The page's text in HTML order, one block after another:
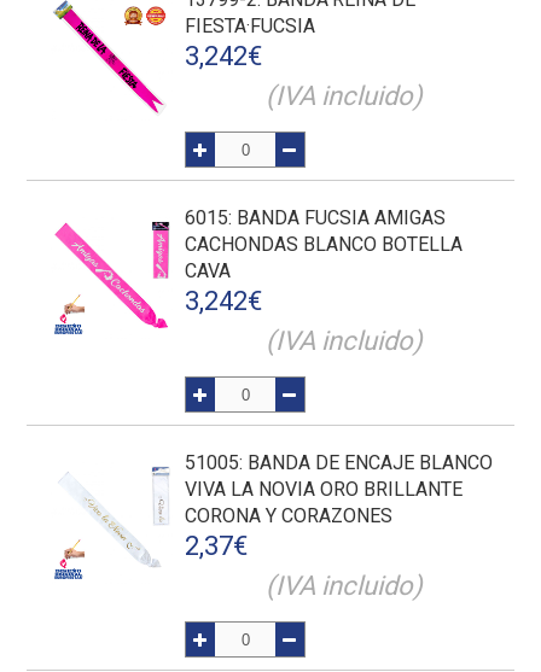
FIESTA·FUCSIA
3,242€
(IVA incluido)
6015: BANDA FUCSIA AMIGAS
CACHONDAS BLANCO BOTELLA
CAVA
3,242€
(IVA incluido)
51005: BANDA DE ENCAJE BLANCO
VIVA LA NOVIA ORO BRILLANTE
CORONA Y CORAZONES
2,37€
(IVA incluido)